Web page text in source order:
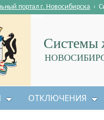
Системы
портал г. Новосибирска ›
ОТКЛЮЧЕНИЯ